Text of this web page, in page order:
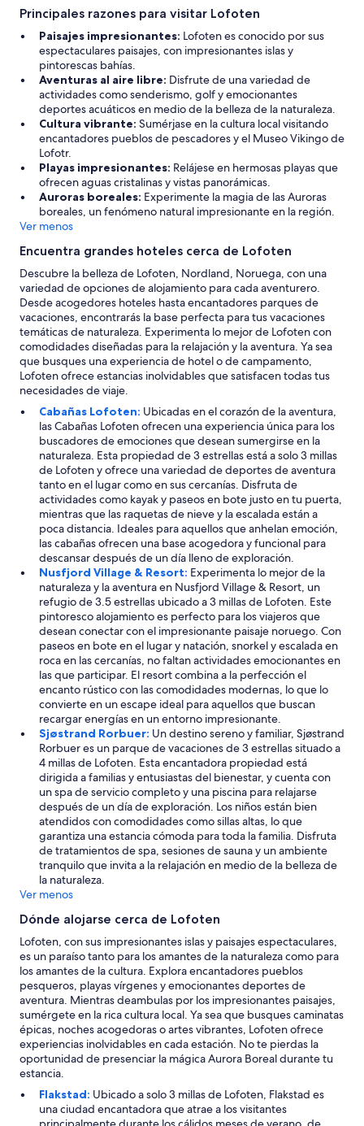
r
m
u
n
t
a
i
n
s
t
o
o
d
i
’
s
g
o
i
n
g
t
o
b
Principales razones para visitar Lofoten
Paisajes impresionantes: Lofoten es conocido por sus
espectaculares paisajes, con impresionantes islas y
pintorescas bahías.
Aventuras al aire libre: Disfrute de una variedad de
actividades como senderismo, golf y emocionantes
deportes acuáticos en medio de la belleza de la naturaleza.
Cultura vibrante: Sumérjase en la cultura local visitando
encantadores pueblos de pescadores y el Museo Vikingo de
Lofotr.
Playas impresionantes: Relájese en hermosas playas que
ofrecen aguas cristalinas y vistas panorámicas.
Auroras boreales: Experimente la magia de las Auroras
boreales, un fenómeno natural impresionante en la región.
Ver menos
Encuentra grandes hoteles cerca de Lofoten
Descubre la belleza de Lofoten, Nordland, Noruega, con una
variedad de opciones de alojamiento para cada aventurero.
Desde acogedores hoteles hasta encantadores parques de
vacaciones, encontrarás la base perfecta para tus vacaciones
temáticas de naturaleza. Experimenta lo mejor de Lofoten con
comodidades diseñadas para la relajación y la aventura. Ya sea
que busques una experiencia de hotel o de campamento,
Lofoten ofrece estancias inolvidables que satisfacen todas tus
necesidades de viaje.
Cabañas Lofoten: Ubicadas en el corazón de la aventura,
las Cabañas Lofoten ofrecen una experiencia única para los
buscadores de emociones que desean sumergirse en la
naturaleza. Esta propiedad de 3 estrellas está a solo 3 millas
de Lofoten y ofrece una variedad de deportes de aventura
tanto en el lugar como en sus cercanías. Disfruta de
actividades como kayak y paseos en bote justo en tu puerta,
mientras que las raquetas de nieve y la escalada están a
poca distancia. Ideales para aquellos que anhelan emoción,
las cabañas ofrecen una base acogedora y funcional para
descansar después de un día lleno de exploración.
Nusfjord Village & Resort: Experimenta lo mejor de la
naturaleza y la aventura en Nusfjord Village & Resort, un
refugio de 3.5 estrellas ubicado a 3 millas de Lofoten. Este
pintoresco alojamiento es perfecto para los viajeros que
desean conectar con el impresionante paisaje noruego. Con
paseos en bote en el lugar y natación, snorkel y escalada en
roca en las cercanías, no faltan actividades emocionantes en
las que participar. El resort combina a la perfección el
encanto rústico con las comodidades modernas, lo que lo
convierte en un escape ideal para aquellos que buscan
recargar energías en un entorno impresionante.
Sjøstrand Rorbuer: Un destino sereno y familiar, Sjøstrand
Rorbuer es un parque de vacaciones de 3 estrellas situado a
4 millas de Lofoten. Esta encantadora propiedad está
dirigida a familias y entusiastas del bienestar, y cuenta con
un spa de servicio completo y una piscina para relajarse
después de un día de exploración. Los niños están bien
atendidos con comodidades como sillas altas, lo que
garantiza una estancia cómoda para toda la familia. Disfruta
de tratamientos de spa, sesiones de sauna y un ambiente
tranquilo que invita a la relajación en medio de la belleza de
la naturaleza.
Ver menos
Dónde alojarse cerca de Lofoten
Lofoten, con sus impresionantes islas y paisajes espectaculares,
es un paraíso tanto para los amantes de la naturaleza como para
los amantes de la cultura. Explora encantadores pueblos
pesqueros, playas vírgenes y emocionantes deportes de
aventura. Mientras deambulas por los impresionantes paisajes,
sumérgete en la rica cultura local. Ya sea que busques caminatas
épicas, noches acogedoras o artes vibrantes, Lofoten ofrece
experiencias inolvidables en cada estación. No te pierdas la
oportunidad de presenciar la mágica Aurora Boreal durante tu
estancia.
Flakstad: Ubicado a solo 3 millas de Lofoten, Flakstad es
una ciudad encantadora que atrae a los visitantes